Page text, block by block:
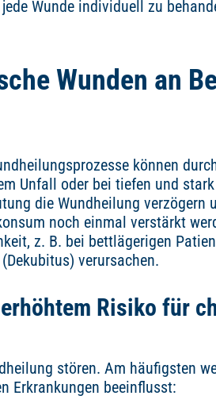
Wunde individuell zu
Wunden an
können
Unfall oder bei tiefen und
die Wundheilung verzögern
noch einmal verstärkt
z. B. bei bettlägerigen
verursachen.
Risiko für
stören. Am häufigsten
Erkrankungen beeinflusst: